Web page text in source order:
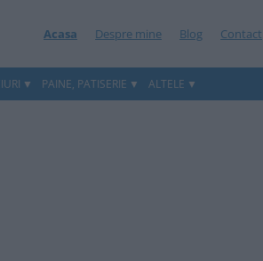
Acasa Despre mine Blog Contact
PAINE, PATISERIE ALTELE